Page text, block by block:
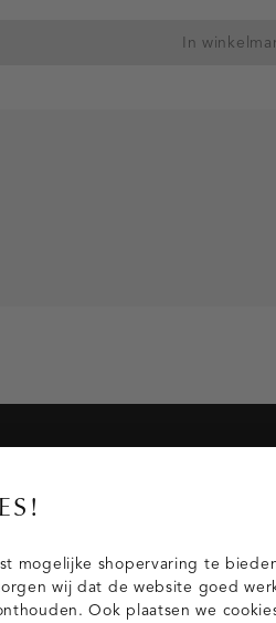
In
Blazers & gilets
Blouses
mogelijke shopervaring te
wij dat de website goed
Ook plaatsen we